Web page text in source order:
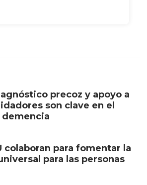
precoz y apoyo a
son clave en el
demencia
colaboran para fomentar la
para las personas